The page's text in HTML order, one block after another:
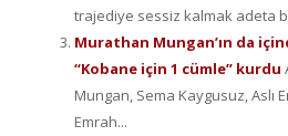
trajediye sessiz kalmak adeta
Murathan Mungan’ın da
“Kobane için 1 cümle” kurdu
Mungan, Sema Kaygusuz, Aslı
Emrah...